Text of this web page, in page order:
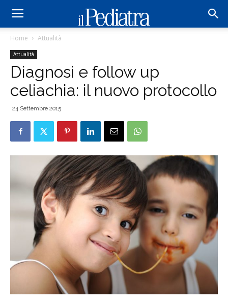
Home Attualità
Attualità
Diagnosi e follow up
celiachia: il nuovo protocollo
24 Settembre 2015